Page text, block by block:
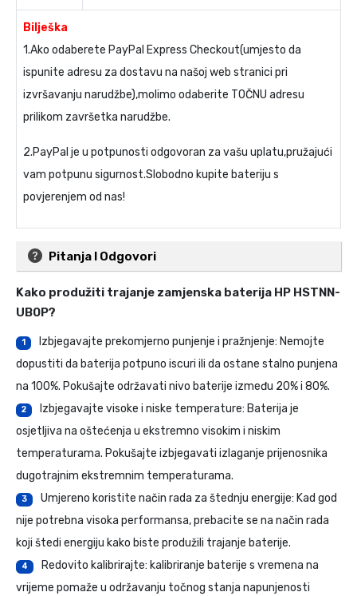
Bilješka
1.Ako odaberete PayPal Express Checkout(umjesto da
ispunite adresu za dostavu na našoj web stranici pri
izvršavanju narudžbe),molimo odaberite TOČNU adresu
prilikom završetka narudžbe.
2.PayPal je u potpunosti odgovoran za vašu uplatu,pružajući
vam potpunu sigurnost.Slobodno kupite bateriju s
povjerenjem od nas!
Pitanja I Odgovori
Kako produžiti trajanje zamjenska baterija HP HSTNN-
UB0P?
1
Izbjegavajte prekomjerno punjenje i pražnjenje: Nemojte
dopustiti da baterija potpuno iscuri ili da ostane stalno punjena
na 100%. Pokušajte održavati nivo baterije između 20% i 80%.
2
Izbjegavajte visoke i niske temperature: Baterija je
osjetljiva na oštećenja u ekstremno visokim i niskim
temperaturama. Pokušajte izbjegavati izlaganje prijenosnika
dugotrajnim ekstremnim temperaturama.
3
Umjereno koristite način rada za štednju energije: Kad god
nije potrebna visoka performansa, prebacite se na način rada
koji štedi energiju kako biste produžili trajanje baterije.
4
Redovito kalibrirajte: kalibriranje baterije s vremena na
vrijeme pomaže u održavanju točnog stanja napunjenosti